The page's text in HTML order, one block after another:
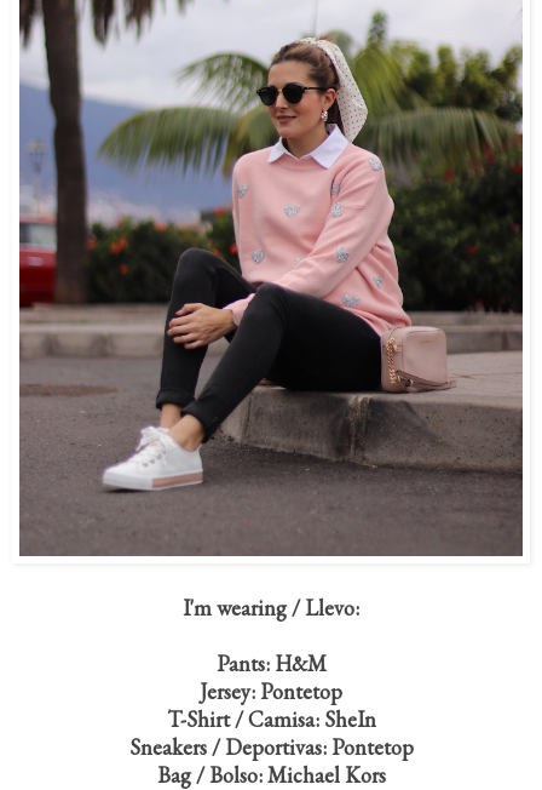
I'm wearing / Llevo:
Pants: H&M
Jersey: Pontetop
T-Shirt / Camisa: SheIn
Sneakers / Deportivas: Pontetop
Bag / Bolso: Michael Kors